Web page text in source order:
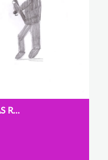
LOS RIESGOS DE INTERNET Y LAS REDES SOCIALES